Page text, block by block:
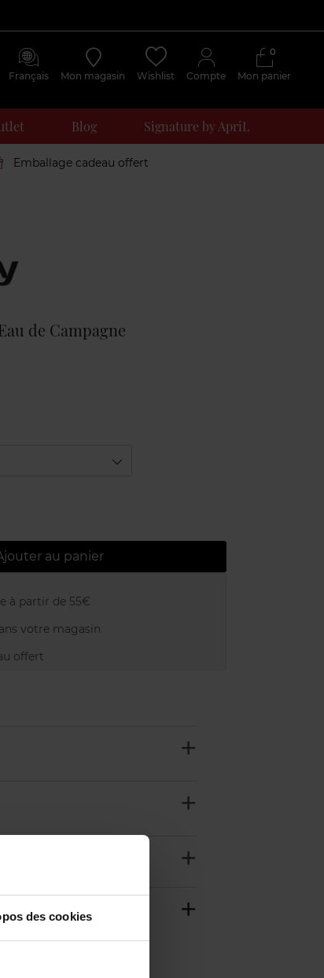
des cookies
Français Mon magasin Wishlist Compte Mon panier
0
Blog Signature by ApriL
Emballage cadeau offert
de Campagne
au panier
à partir de 55€
votre magasin
offert